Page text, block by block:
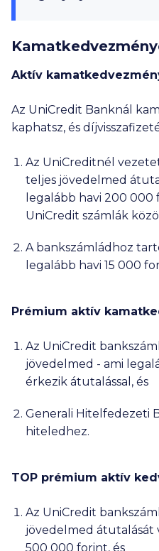
Aktív
Az UniCredit Banknál
kaphatsz, és
Az UniCreditnél
teljes jövedelmed
legalább havi 200 000
UniCredit számlák
A bankszámládhoz
legalább havi 15 000
Prémium aktív
Az UniCredit
jövedelmed - ami
érkezik átutalással, és
Generali Hitelfedezeti
hiteledhez.
TOP prémium aktív
Az UniCredit
jövedelmed átutalását
500 000 forint, és